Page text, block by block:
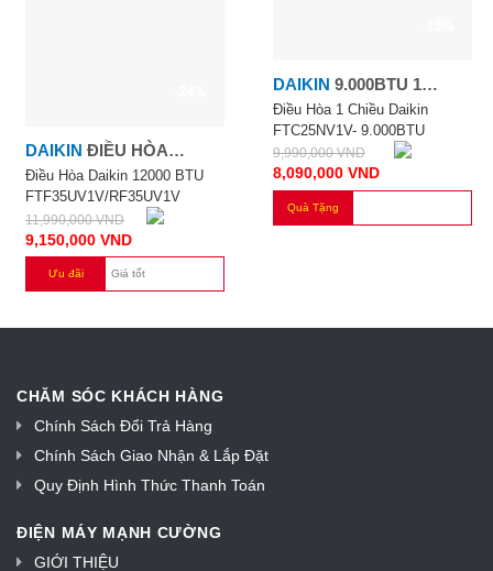
DAIKIN ĐIỀU HÒA
DAIKIN 12000 BTU
FTF35UV1V/RF35UV1V
Điều Hòa Daikin 12000 BTU
FTF35UV1V/RF35UV1V
11,990,000VND
9,150,000 VND
Ưu đãi Giá tốt
DAIKIN 9.000BTU 1
CHIỀU
Điều Hòa 1 Chiều Daikin
FTC25NV1V- 9.000BTU
9,990,000VND
8,090,000 VND
Quà Tặng
CHĂM SÓC KHÁCH HÀNG
Chính Sách Đổi Trả Hàng
Chính Sách Giao Nhận & Lắp Đặt
Quy Định Hình Thức Thanh Toán
ĐIỆN MÁY MẠNH CƯỜNG
GIỚI THIỆU